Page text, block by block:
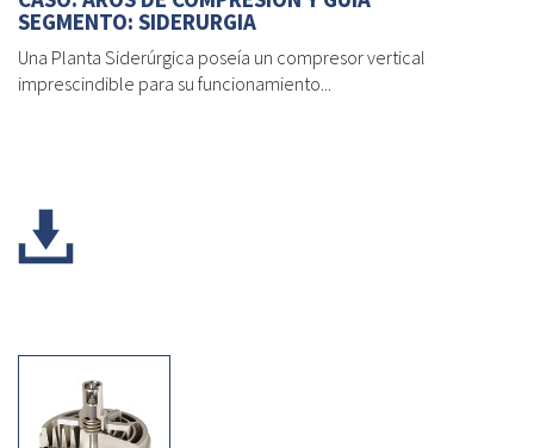
SEGMENTO: SIDERURGIA
Una Planta Siderúrgica poseía un compresor vertical
imprescindible para su funcionamiento...